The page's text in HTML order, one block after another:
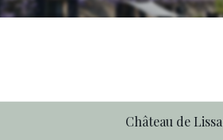
Château de